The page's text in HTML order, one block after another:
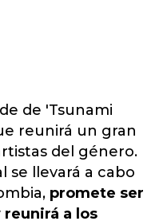
de 'Tsunami
reunirá un gran
del género.
se llevará a cabo
promete ser
a los